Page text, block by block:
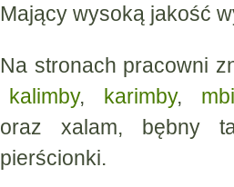
Mający wysoką jakość
Na stronach pracowni
kalimby, karimby,
oraz xalam, bębny
pierścionki.